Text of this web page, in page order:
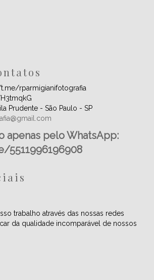
rparmigianifotografia
Prudente - São Paulo - SP
apenas pelo WhatsApp:
5511996196908
trabalho através das nossas redes
da qualidade incomparável de nossos